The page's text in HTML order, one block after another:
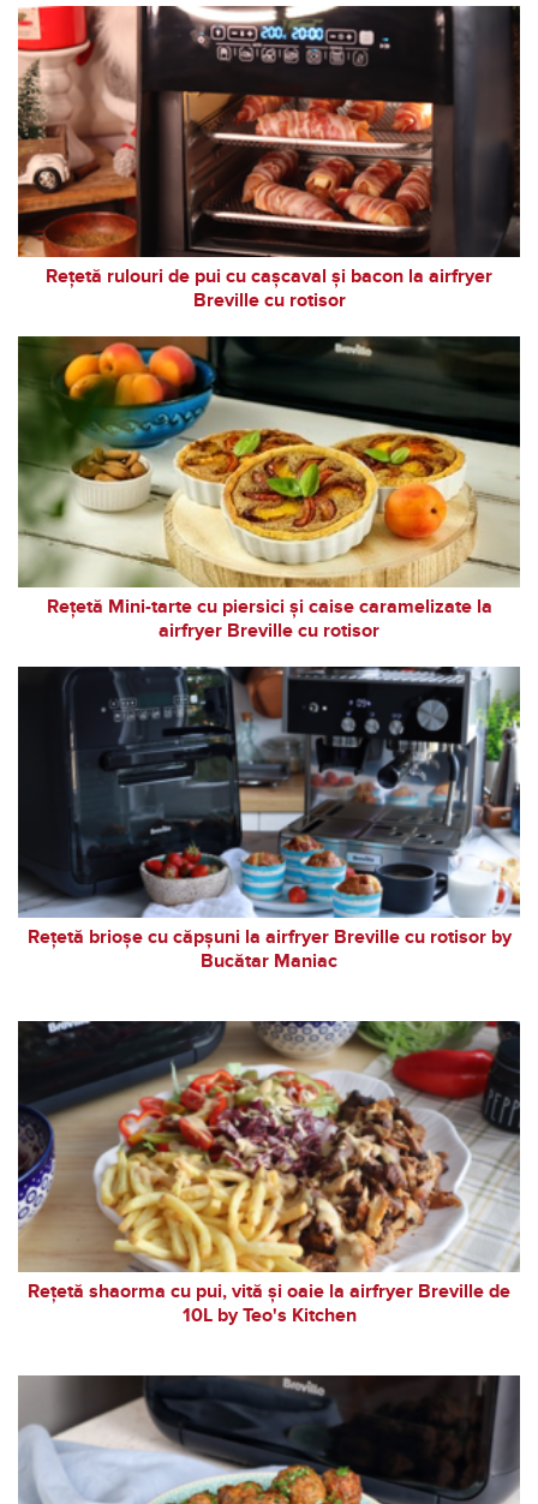
Rețetă rulouri de pui cu cașcaval și bacon la airfryer
Breville cu rotisor
Rețetă Mini-tarte cu piersici și caise caramelizate la
airfryer Breville cu rotisor
Rețetă brioșe cu căpșuni la airfryer Breville cu rotisor by
Bucătar Maniac
Rețetă shaorma cu pui, vită și oaie la airfryer Breville de
10L by Teo's Kitchen